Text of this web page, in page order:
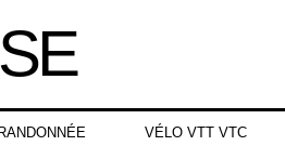
RANDONNÉE VÉLO VTT VTC